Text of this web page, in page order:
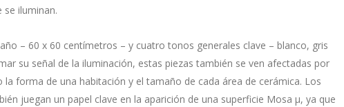
iluminan.
– 60 x 60 centímetros – y cuatro tonos generales clave – blanco, gris
su señal de la iluminación, estas piezas también se ven afectadas por
la forma de una habitación y el tamaño de cada área de cerámica. Los
juegan un papel clave en la aparición de una superficie Mosa μ, ya que